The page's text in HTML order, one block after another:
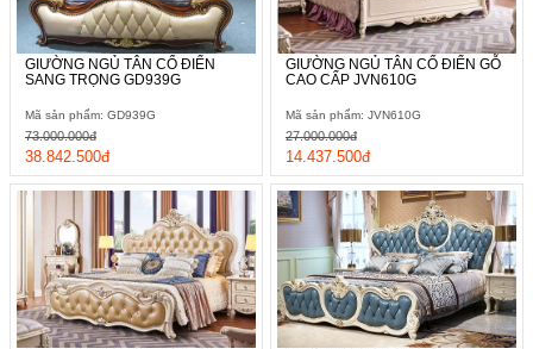
GIƯỜNG NGỦ TÂN CỔ ĐIỂN
SANG TRỌNG GD939G
Mã sản phẩm: GD939G
38.842.500đ
73.000.000đ
GIƯỜNG NGỦ TÂN CỔ ĐIỂN GỖ
CAO CẤP JVN610G
Mã sản phẩm: JVN610G
14.437.500đ
27.000.000đ